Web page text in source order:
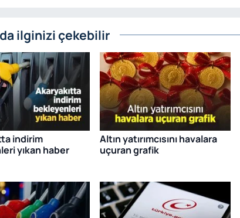
ilginizi çekebilir
indirim
yıkan haber
Altın yatırımcısını havalara
uçuran grafik